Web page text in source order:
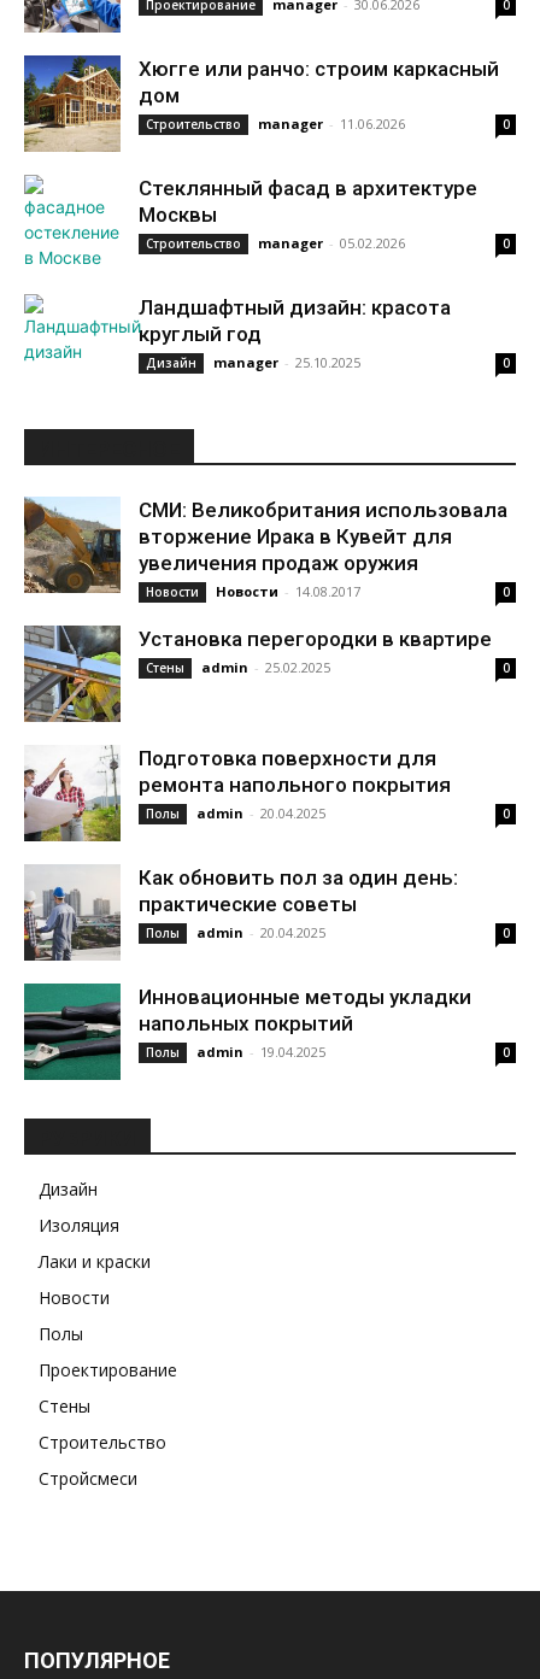
Проектирование manager - 30.06.2026 0
Хюгге или ранчо: строим каркасный
дом
Строительство manager - 11.06.2026 0
Стеклянный фасад в архитектуре
Москвы
Строительство manager - 05.02.2026 0
Ландшафтный дизайн: красота
круглый год
Дизайн manager - 25.10.2025 0
СМИ: Великобритания использовала
вторжение Ирака в Кувейт для
увеличения продаж оружия
Новости Новости - 14.08.2017 0
Установка перегородки в квартире
Стены admin - 25.02.2025 0
Подготовка поверхности для
ремонта напольного покрытия
Полы admin - 20.04.2025 0
Как обновить пол за один день:
практические советы
Полы admin - 20.04.2025 0
Инновационные методы укладки
напольных покрытий
Полы admin - 19.04.2025 0
Дизайн
Изоляция
Лаки и краски
Новости
Полы
Проектирование
Стены
Строительство
Стройсмеси
ПОПУЛЯРНОЕ